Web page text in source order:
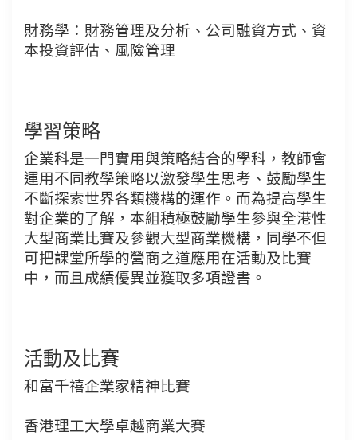
財務學：財務管理及分析、公司融資方式、資
本投資評估、風險管理
學習策略
企業科是一門實用與策略結合的學科，教師會
運用不同教學策略以激發學生思考、鼓勵學生
不斷探索世界各類機構的運作。而為提高學生
對企業的了解，本組積極鼓勵學生參與全港性
大型商業比賽及參觀大型商業機構，同學不但
可把課堂所學的營商之道應用在活動及比賽
中，而且成績優異並獲取多項證書。
活動及比賽
和富千禧企業家精神比賽
香港理工大學卓越商業大賽